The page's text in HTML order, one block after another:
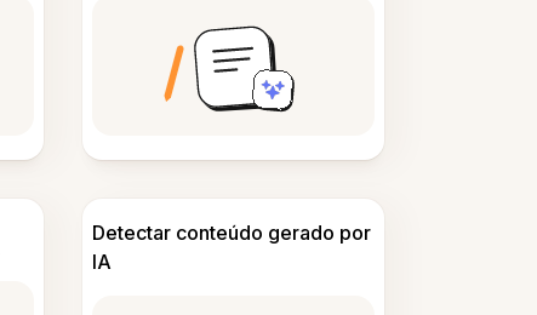
Detectar conteúdo gerado por
IA